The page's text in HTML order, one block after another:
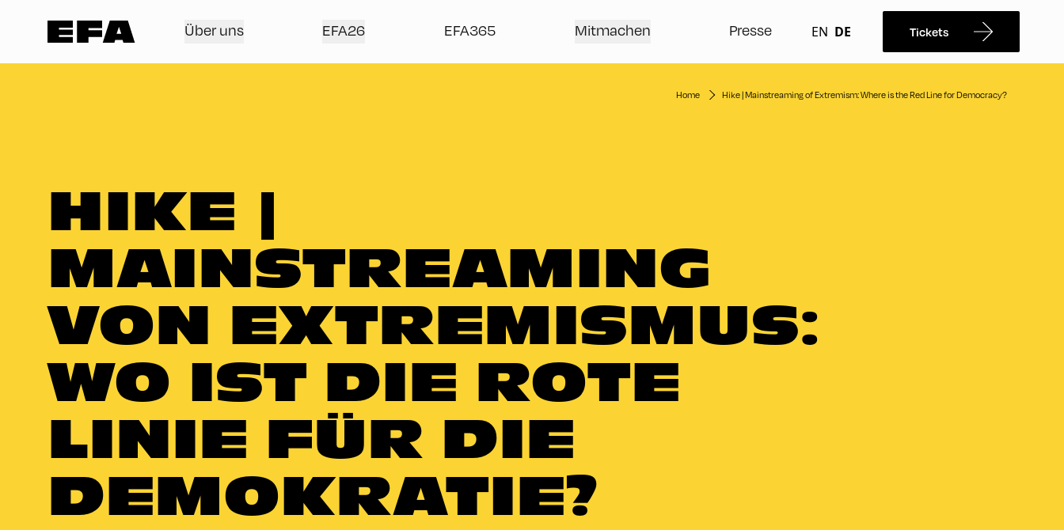
Über uns EFA26 EFA365 Mitmachen Presse EN DE Tickets
Home Hike | Mainstreaming of Extremism: Where is the Red Line for Democracy?
HIKE |
MAINSTREAMING
VON EXTREMISMUS:
WO IST DIE ROTE
LINIE FÜR DIE
DEMOKRATIE?